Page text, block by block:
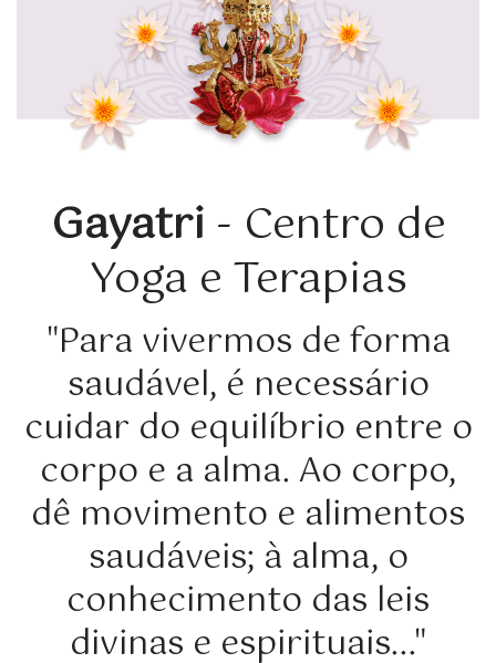
Gayatri - Centro de
Yoga e Terapias
"Para vivermos de forma
saudável, é necessário
cuidar do equilíbrio entre o
corpo e a alma. Ao corpo,
dê movimento e alimentos
saudáveis; à alma, o
conhecimento das leis
divinas e espirituais..."